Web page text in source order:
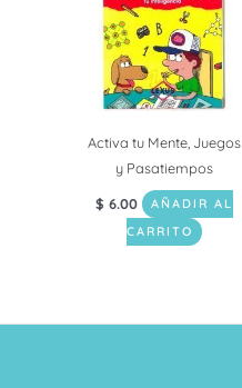
Activa tu Mente, Juegos
y Pasatiempos
$ 6.00
AÑADIR AL
CARRITO